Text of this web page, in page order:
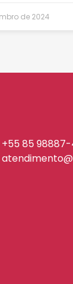
de 2024
+55 85